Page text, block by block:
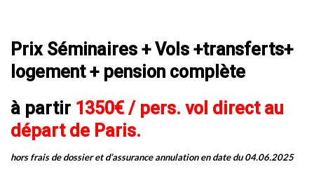
Prix Séminaires +Vols +transferts+
logement+ pension complète
à partir 1350€ / pers. vol direct au
départ de Paris.
hors frais de dossier et d’assurance annulation en date du 04.06.2025